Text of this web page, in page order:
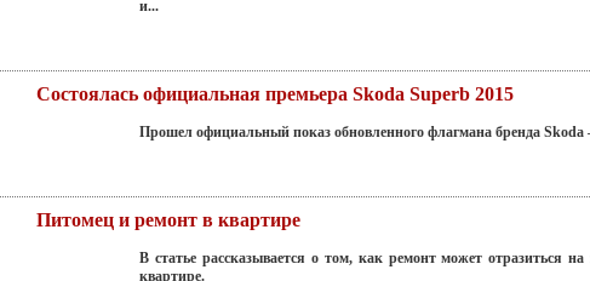
и...
Состоялась официальная премьера Skoda Superb 2015
Прошел официальный показ обновленного флагмана бренда
Питомец и ремонт в квартире
В статье рассказывается о том, как ремонт может отразиться
квартире.